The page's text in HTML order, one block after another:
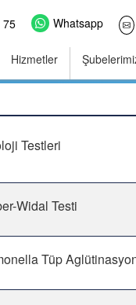
75 Whatsapp
Hizmetler
Testleri
Widal Testi
Tüp